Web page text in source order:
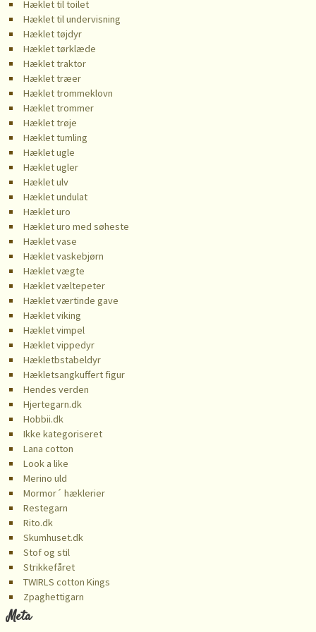
Hæklet til toilet
Hæklet til undervisning
Hæklet tøjdyr
Hæklet tørklæde
Hæklet traktor
Hæklet træer
Hæklet trommeklovn
Hæklet trommer
Hæklet trøje
Hæklet tumling
Hæklet ugle
Hæklet ugler
Hæklet ulv
Hæklet undulat
Hæklet uro
Hæklet uro med søheste
Hæklet vase
Hæklet vaskebjørn
Hæklet vægte
Hæklet væltepeter
Hæklet værtinde gave
Hæklet viking
Hæklet vimpel
Hæklet vippedyr
Hækletbstabeldyr
Hækletsangkuffert figur
Hendes verden
Hjertegarn.dk
Hobbii.dk
Ikke kategoriseret
Lana cotton
Look a like
Merino uld
Mormor´ hæklerier
Restegarn
Rito.dk
Skumhuset.dk
Stof og stil
Strikkefåret
TWIRLS cotton Kings
️Zpaghettigarn
Meta